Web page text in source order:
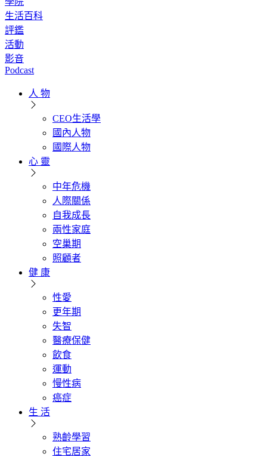
生活百科
評鑑
活動
影音
Podcast
人 物
CEO生活學
國內人物
國際人物
心 靈
中年危機
人際關係
自我成長
兩性家庭
空巢期
照顧者
健 康
性愛
更年期
失智
醫療保健
飲食
運動
慢性病
癌症
生 活
熟齡學習
住宅居家